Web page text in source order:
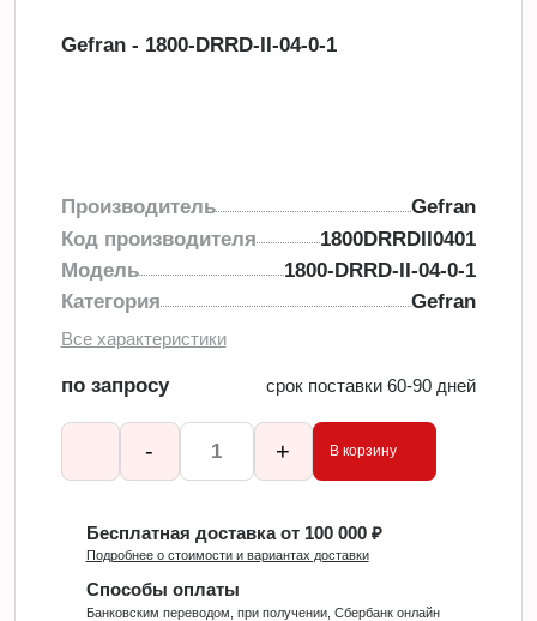
Gefran - 1800-DRRD-II-04-0-1
Производитель
Gefran
Код производителя
1800DRRDII0401
Модель
1800-DRRD-II-04-0-1
Категория
Gefran
Все характеристики
по запросу срок поставки 60-90 дней
- + В корзину
Бесплатная доставка от 100 000 ₽
Подробнее о стоимости и вариантах доставки
Способы оплаты
Банковским переводом, при получении, Сбербанк онлайн